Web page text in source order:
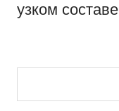
узком составе